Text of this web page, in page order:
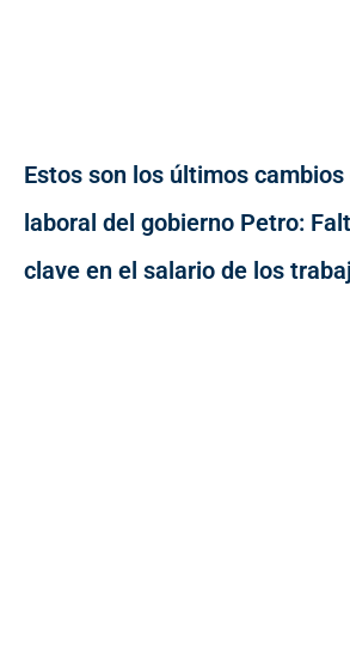
Estos son los últimos
laboral del gobierno Petro:
clave en el salario de los